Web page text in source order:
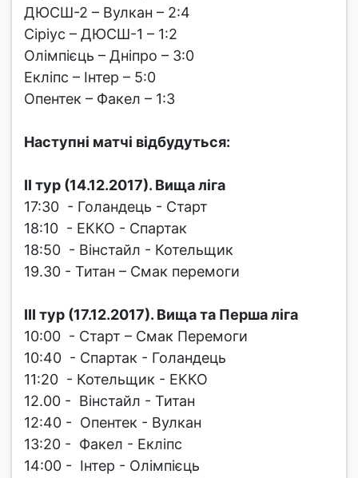
ДЮСШ-2 – Вулкан – 2:4
Сіріус – ДЮСШ-1 – 1:2
Олімпієць – Дніпро – 3:0
Екліпс – Інтер – 5:0
Опентек – Факел – 1:3
Наступні матчі відбудуться:
ІІ тур (14.12.2017). Вища ліга
17:30 - Голандець - Старт
18:10 - ЕККО - Спартак
18:50 - Вінстайл - Котельщик
19.30 - Титан – Смак перемоги
ІІІ тур (17.12.2017). Вища та Перша ліга
10:00 - Старт – Смак Перемоги
10:40 - Спартак - Голандець
11:20 - Котельщик - ЕККО
12.00 - Вінстайл - Титан
12:40 - Опентек - Вулкан
13:20 - Факел - Екліпс
14:00 - Інтер - Олімпієць